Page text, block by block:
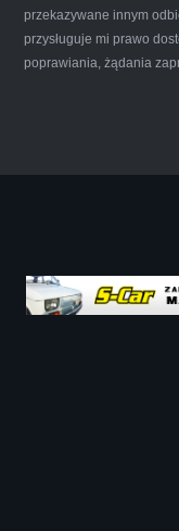
naprawde
przekazywane innym
przysługuje mi prawo
poprawiania, żądania